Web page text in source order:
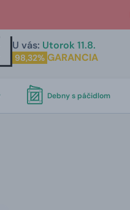
U vás: Utorok 11.8.
98,32% GARANCIA
Debny s páčidlom